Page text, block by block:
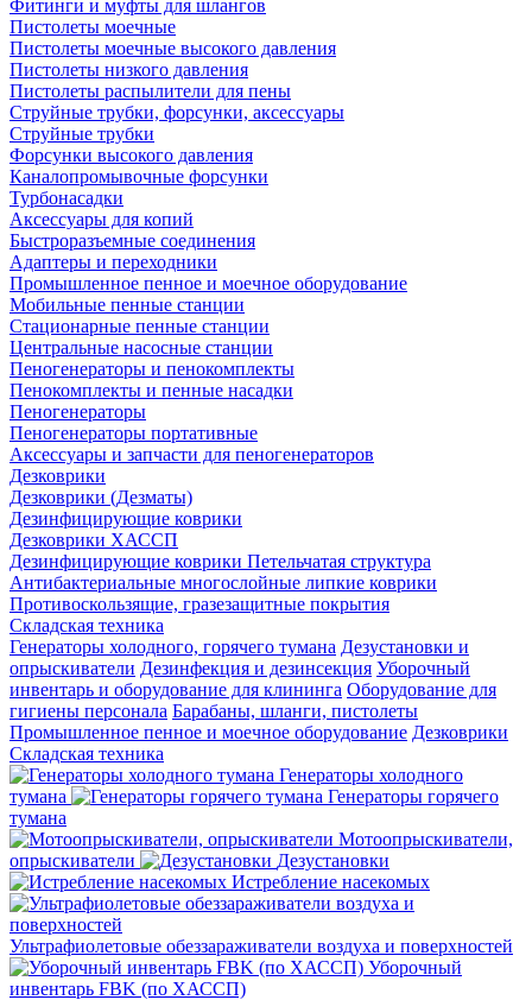
Фитинги и муфты для шлангов
Пистолеты моечные
Пистолеты моечные высокого давления
Пистолеты низкого давления
Пистолеты распылители для пены
Струйные трубки, форсунки, аксессуары
Струйные трубки
Форсунки высокого давления
Каналопромывочные форсунки
Турбонасадки
Аксессуары для копий
Быстроразъемные соединения
Адаптеры и переходники
Промышленное пенное и моечное оборудование
Мобильные пенные станции
Стационарные пенные станции
Центральные насосные станции
Пеногенераторы и пенокомплекты
Пенокомплекты и пенные насадки
Пеногенераторы
Пеногенераторы портативные
Аксессуары и запчасти для пеногенераторов
Дезковрики
Дезковрики (Дезматы)
Дезинфицирующие коврики
Дезковрики ХАССП
Дезинфицирующие коврики Петельчатая структура
Антибактериальные многослойные липкие коврики
Противоскользящие, гразезащитные покрытия
Складская техника
Генераторы холодного, горячего тумана Дезустановки и
опрыскиватели Дезинфекция и дезинсекция Уборочный
инвентарь и оборудование для клининга Оборудование для
гигиены персонала Барабаны, шланги, пистолеты
Промышленное пенное и моечное оборудование Дезковрики
Складская техника
Генераторы холодного
тумана
Генераторы горячего
тумана
Мотоопрыскиватели,
опрыскиватели
Дезустановки
Истребление насекомых
Ультрафиолетовые обеззараживатели воздуха и поверхностей
Уборочный
инвентарь FBK (по ХАССП)